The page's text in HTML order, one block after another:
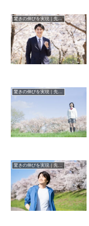
驚きの伸びを実現｜先輩列伝
驚きの伸びを実現｜先輩列伝
驚きの伸びを実現｜先輩列伝